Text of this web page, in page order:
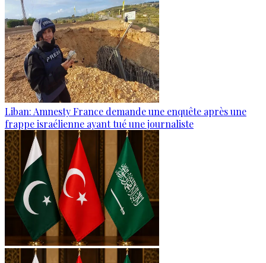
Liban: Amnesty France demande une enquête après une
frappe israélienne ayant tué une journaliste